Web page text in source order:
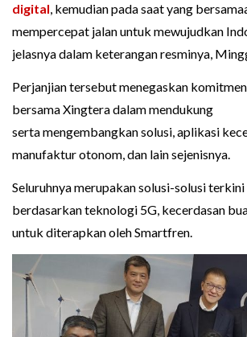
digital, kemudian pada saat yang
mempercepat jalan untuk mewujudkan
jelasnya dalam keterangan resminya,
Perjanjian tersebut menegaskan
bersama Xingtera dalam mendukung
serta mengembangkan solusi, aplikasi
manufaktur otonom, dan lain sejenisnya.
Seluruhnya merupakan solusi-solusi
berdasarkan teknologi 5G, kecerdasan
untuk diterapkan oleh Smartfren.